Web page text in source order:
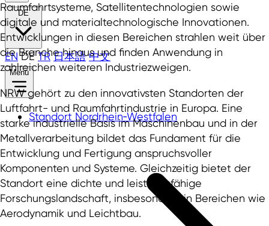
DE
EN DE TR 日本語 中文
Menü
Standort Nordrhein‑Westfalen
Raumfahrtsysteme, Satellitentechnologien sowie
digitale und materialtechnologische Innovationen.
Entwicklungen in diesen Bereichen strahlen weit über
die Branche hinaus und finden Anwendung in
zahlreichen weiteren Industriezweigen.
NRW gehört zu den innovativsten Standorten der
Luftfahrt- und Raumfahrtindustrie in Europa. Eine
starke industrielle Basis im Maschinenbau und in der
Metallverarbeitung bildet das Fundament für die
Entwicklung und Fertigung anspruchsvoller
Komponenten und Systeme. Gleichzeitig bietet der
Standort eine dichte und leistungsfähige
Forschungslandschaft, insbesondere in Bereichen wie
Aerodynamik und Leichtbau.